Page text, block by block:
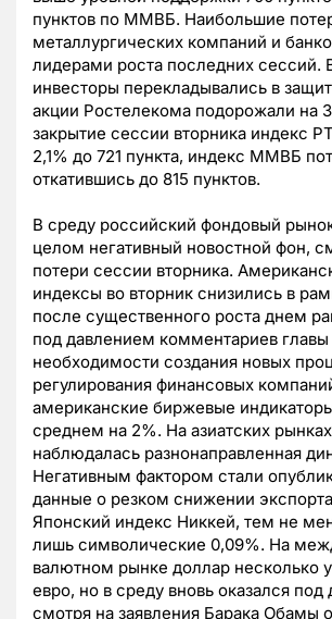
пунктов по ММВБ. Наибольшие
металлургических компаний и
лидерами роста последних сессий.
инвесторы перекладывались в
акции Ростелекома подорожали на
закрытие сессии вторника индекс
2,1% до 721 пункта, индекс ММВБ
откатившись до 815 пунктов.
В среду российский фондовый
целом негативный новостной фон,
потери сессии вторника.
индексы во вторник снизились в
после существенного роста днем
под давлением комментариев
необходимости создания новых
регулирования финансовых
американские биржевые
среднем на 2%. На азиатских
наблюдалась разнонаправленная
Негативным фактором стали
данные о резком снижении
Японский индекс Никкей, тем не
лишь символические 0,09%. На
валютном рынке доллар несколько
евро, но в среду вновь оказался
смотря на заявления Барака Обамы